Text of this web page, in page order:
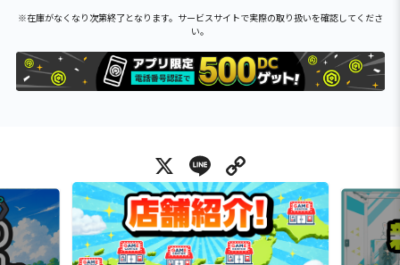
※在庫がなくなり次第終了となります。サービスサイトで実際の取り扱いを確認してくださ
い。
X Line